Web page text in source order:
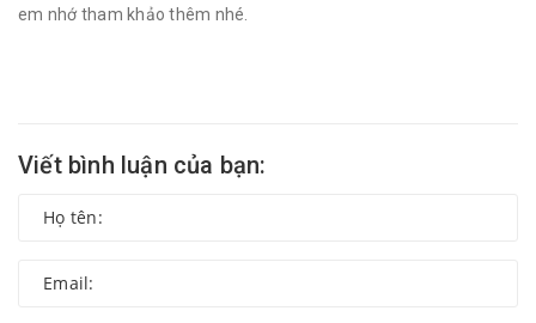
em nhớ tham khảo thêm nhé.
Viết bình luận của bạn: